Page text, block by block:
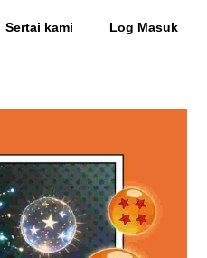
Sertai kami Log Masuk